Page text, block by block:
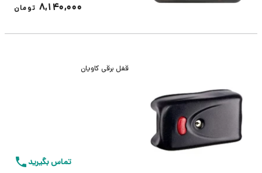
8,140,000 تومان
قفل برقی کاویان
تماس بگیرید